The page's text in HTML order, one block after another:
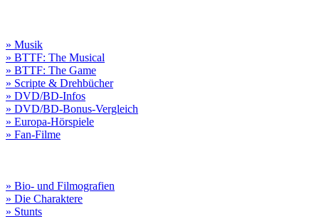
» Musik
» BTTF: The Musical
» BTTF: The Game
» Scripte & Drehbücher
» DVD/BD-Infos
» DVD/BD-Bonus-Vergleich
» Europa-Hörspiele
» Fan-Filme
» Bio- und Filmografien
» Die Charaktere
» Stunts